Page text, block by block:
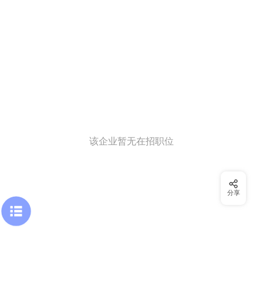
该企业暂无在招职位
分享